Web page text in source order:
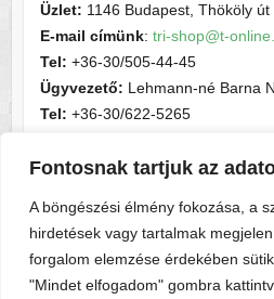
Fontosnak tartjuk az
A böngészési élmény fokozása, a
hirdetések vagy tartalmak
forgalom elemzése érdekében
"Mindet elfogadom" gombra
Üzlet: 1146 Budapest, Thököly út
E-mail címünk: tri-shop@t-
Tel: +36-30/505-44-45
Ügyvezető: Lehmann-né Barna
Tel: +36-30/622-5265
Cégjegyzékszám:cg05-06-